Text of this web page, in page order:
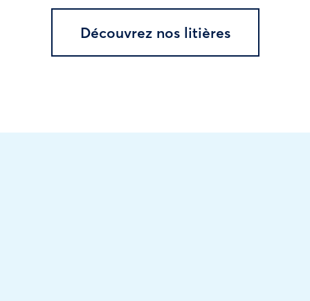
Découvrez nos litières